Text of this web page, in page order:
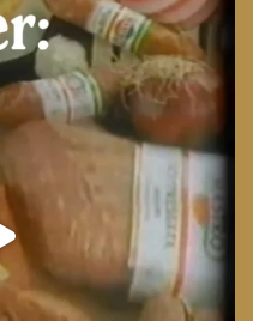
to candlelit condo...
0